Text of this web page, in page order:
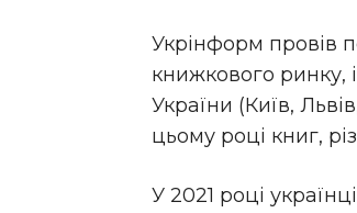
Укрінформ провів
книжкового ринку,
України (Київ,
цьому році книг,
У 2021 році